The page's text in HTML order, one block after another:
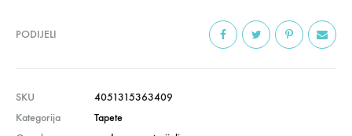
PODIJELI
SKU
4051315363409
Kategorija
Tapete